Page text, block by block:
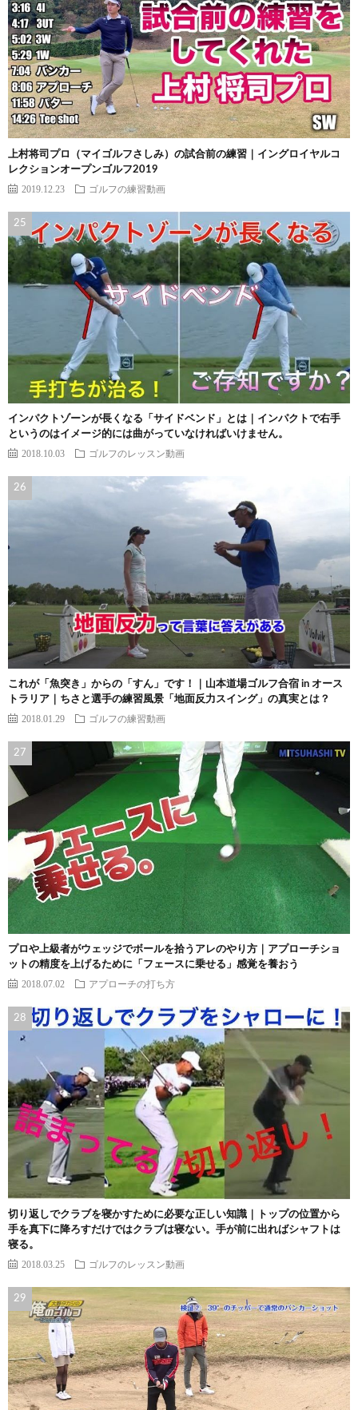
上村将司プロ（マイゴルフさしみ）の試合前の練習｜イングロイヤルコ
レクションオープンゴルフ2019
2019.12.23 ゴルフの練習動画
インパクトゾーンが長くなる「サイドベンド」とは｜インパクトで右手
というのはイメージ的には曲がっていなければいけません。
2018.10.03 ゴルフのレッスン動画
これが「魚突き」からの「すん」です！｜山本道場ゴルフ合宿 in オース
トラリア｜ちさと選手の練習風景「地面反力スイング」の真実とは？
2018.01.29 ゴルフの練習動画
プロや上級者がウェッジでボールを拾うアレのやり方｜アプローチショ
ットの精度を上げるために「フェースに乗せる」感覚を養おう
2018.07.02 アプローチの打ち方
切り返しでクラブを寝かすために必要な正しい知識｜トップの位置から
手を真下に降ろすだけではクラブは寝ない。手が前に出ればシャフトは
寝る。
2018.03.25 ゴルフのレッスン動画